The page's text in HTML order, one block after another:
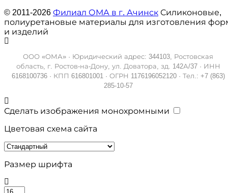
© 2011-2026 Филиал ОМА в г. Ачинск Силиконовые,
полиуретановые материалы для изготовления
и изделий
ООО «ОМА» · Юридический адрес: 344103, Ростовская
область, г. Ростов-на-Дону, ул. Доватора, зд. 142А/37 · ИНН
6168100736 · КПП 616801001 · ОГРН 1176196052120 · Тел.: +7 (863)
285-10-57
Сделать изображения монохромными
Цветовая схема сайта
Размер шрифта